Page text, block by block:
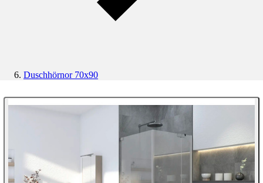
Duschhörnor 70x90